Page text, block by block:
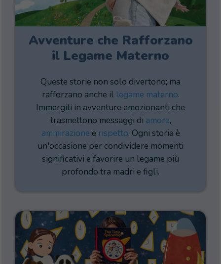
Avventure che Rafforzano
il Legame Materno
Queste storie non solo divertono; ma
rafforzano anche il legame materno.
Immergiti in avventure emozionanti che
trasmettono messaggi di amore,
ammirazione e rispetto. Ogni storia è
un'occasione per condividere momenti
significativi e favorire un legame più
profondo tra madri e figli.